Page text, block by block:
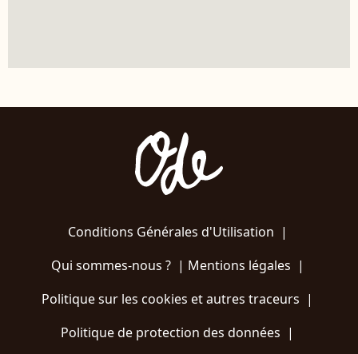
Conditions Générales d'Utilisation |
Qui sommes-nous ?| Mentions légales |
Politique sur les cookies et autres traceurs |
Politique de protection des données |